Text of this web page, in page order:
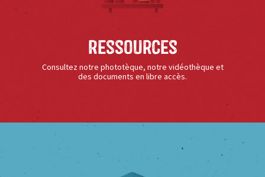
Ressources
Consultez notre phototèque, notre vidéothèque et
des documents en libre accès.